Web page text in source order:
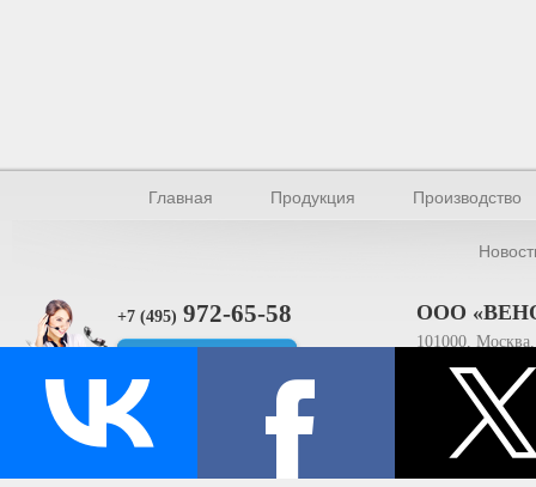
Главная Продукция Производство
+7 (495) 972-65-58 ООО
101000,
ИНН
© Производство уплотнителей и профилей 2026.
Все права защищены.